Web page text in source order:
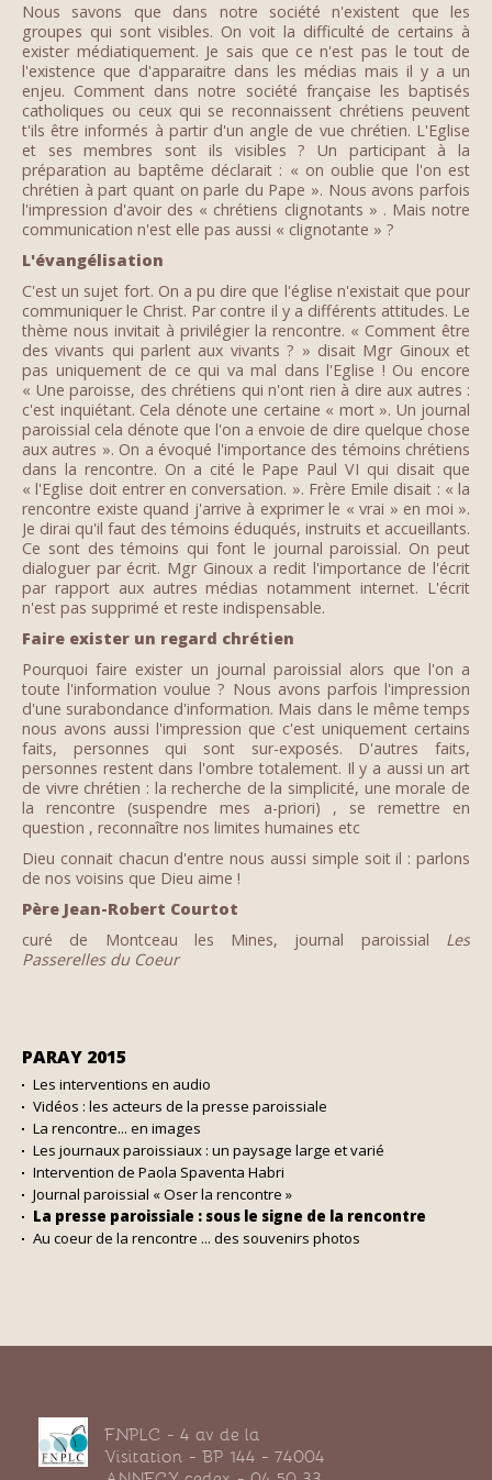
NAVIGATION
PARAY 2015
Les interventions en audio
Vidéos : les acteurs de la presse paroissiale
La rencontre... en images
Les journaux paroissiaux : un paysage large et varié
Intervention de Paola Spaventa Habri
Journal paroissial « Oser la rencontre »
La presse paroissiale : sous le signe de la rencontre
Au coeur de la rencontre ... des souvenirs photos
Nous savons que dans notre société n'existent que les
groupes qui sont visibles. On voit la difficulté de certains à
exister médiatiquement. Je sais que ce n'est pas le tout de
l'existence que d'apparaitre dans les médias mais il y a un
enjeu. Comment dans notre société française les baptisés
catholiques ou ceux qui se reconnaissent chrétiens peuvent
t'ils être informés à partir d'un angle de vue chrétien. L'Eglise
et ses membres sont ils visibles ? Un participant à la
préparation au baptême déclarait : « on oublie que l'on est
chrétien à part quant on parle du Pape ». Nous avons parfois
l'impression d'avoir des « chrétiens clignotants » . Mais notre
communication n'est elle pas aussi « clignotante » ?
L'évangélisation
C'est un sujet fort. On a pu dire que l'église n'existait que pour
communiquer le Christ. Par contre il y a différents attitudes. Le
thème nous invitait à privilégier la rencontre. « Comment être
des vivants qui parlent aux vivants ? » disait Mgr Ginoux et
pas uniquement de ce qui va mal dans l'Eglise ! Ou encore
« Une paroisse, des chrétiens qui n'ont rien à dire aux autres :
c'est inquiétant. Cela dénote une certaine « mort ». Un journal
paroissial cela dénote que l'on a envoie de dire quelque chose
aux autres ». On a évoqué l'importance des témoins chrétiens
dans la rencontre. On a cité le Pape Paul VI qui disait que
« l'Eglise doit entrer en conversation. ». Frère Emile disait : « la
rencontre existe quand j'arrive à exprimer le « vrai » en moi ».
Je dirai qu'il faut des témoins éduqués, instruits et accueillants.
Ce sont des témoins qui font le journal paroissial. On peut
dialoguer par écrit. Mgr Ginoux a redit l'importance de l'écrit
par rapport aux autres médias notamment internet. L'écrit
n'est pas supprimé et reste indispensable.
Faire exister un regard chrétien
Pourquoi faire exister un journal paroissial alors que l'on a
toute l'information voulue ? Nous avons parfois l'impression
d'une surabondance d'information. Mais dans le même temps
nous avons aussi l'impression que c'est uniquement certains
faits, personnes qui sont sur-exposés. D'autres faits,
personnes restent dans l'ombre totalement. Il y a aussi un art
de vivre chrétien : la recherche de la simplicité, une morale de
la rencontre (suspendre mes a-priori) , se remettre en
question , reconnaître nos limites humaines etc
Dieu connait chacun d'entre nous aussi simple soit il : parlons
de nos voisins que Dieu aime !
Père Jean-Robert Courtot
curé de Montceau les Mines, journal paroissial Les
Passerelles du Coeur
FNPLC - 4 av de la
Visitation - BP 144 - 74004